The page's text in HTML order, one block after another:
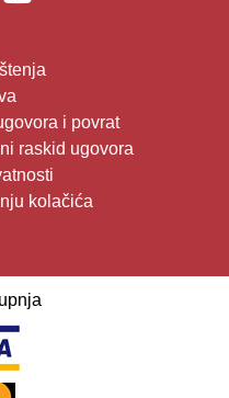
i povrat
raskid ugovora
kolačića